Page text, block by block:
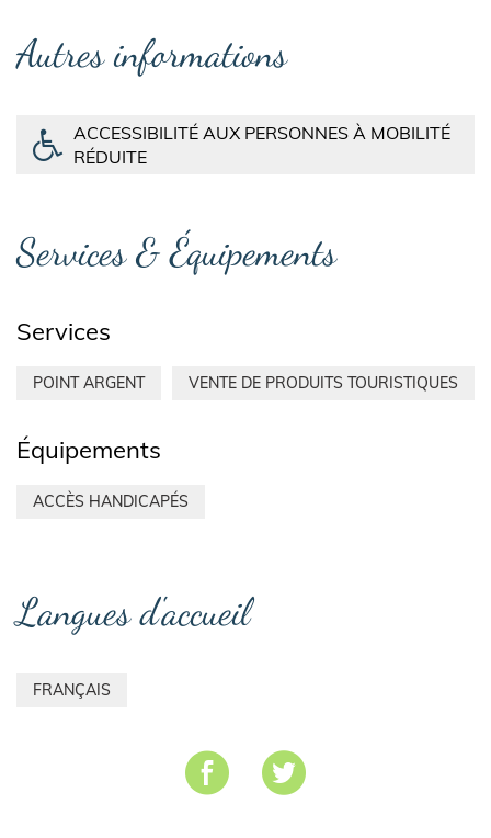
Autres informations
ACCESSIBILITÉ AUX PERSONNES À MOBILITÉ
RÉDUITE
Services & Équipements
Services
POINT ARGENT VENTE DE PRODUITS TOURISTIQUES
Équipements
ACCÈS HANDICAPÉS
Langues d'accueil
FRANÇAIS